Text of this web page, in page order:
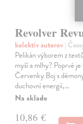
Revolver
kolektív autorov|
Pelikán výborem z
myší a mlhy? Poprvé
Červenky Boj s
duchovní energií,…
Na sklade
10,86 €